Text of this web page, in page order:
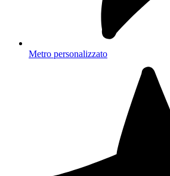
Metro personalizzato